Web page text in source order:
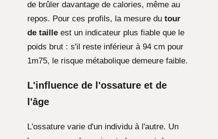
de brûler davantage de calories, même au
repos. Pour ces profils, la mesure du tour
de taille est un indicateur plus fiable que le
poids brut : s'il reste inférieur à 94 cm pour
1m75, le risque métabolique demeure faible.
L'influence de l'ossature et de
l'âge
L'ossature varie d'un individu à l'autre. Un